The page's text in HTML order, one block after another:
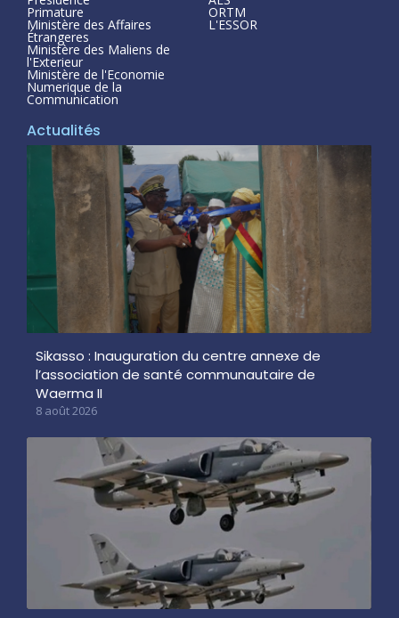
Primature
Ministère des Affaires
Étrangeres
Ministère des Maliens de
l'Exterieur
Ministère de l'Economie
Numerique de la
Communication
ORTM
L'ESSOR
Actualités
Sikasso : Inauguration du centre annexe de
l’association de santé communautaire de
Waerma II
8 août 2026